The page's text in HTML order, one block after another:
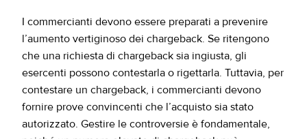
I commercianti devono essere preparati a prevenire
l’aumento vertiginoso dei chargeback. Se ritengono
che una richiesta di chargeback sia ingiusta, gli
esercenti possono contestarla o rigettarla. Tuttavia, per
contestare un chargeback, i commercianti devono
fornire prove convincenti che l’acquisto sia stato
autorizzato. Gestire le controversie è fondamentale,